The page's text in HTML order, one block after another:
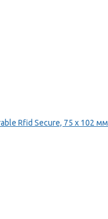
Rfid Secure, 75 х 102 мм